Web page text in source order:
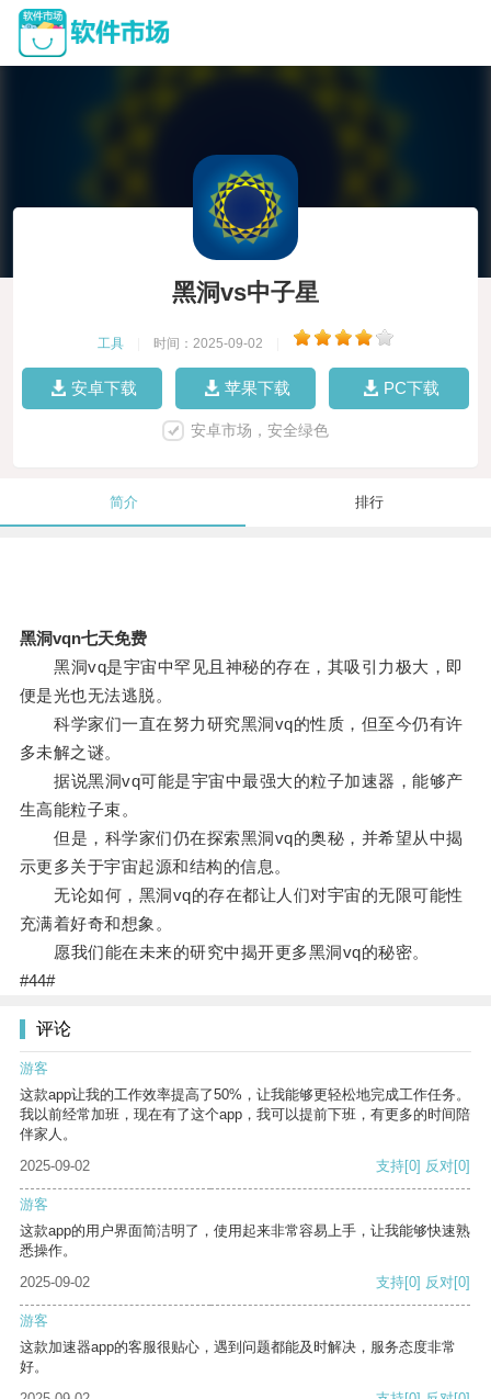
黑洞vs中子星
工具 时间：2025-09-02
安卓下载 苹果下载 PC下载
安卓市场，安全绿色
简介 排行
黑洞vqn七天免费
黑洞vq是宇宙中罕见且神秘的存在，其吸引力极大，即
便是光也无法逃脱。
科学家们一直在努力研究黑洞vq的性质，但至今仍有许
多未解之谜。
据说黑洞vq可能是宇宙中最强大的粒子加速器，能够产
生高能粒子束。
但是，科学家们仍在探索黑洞vq的奥秘，并希望从中揭
示更多关于宇宙起源和结构的信息。
无论如何，黑洞vq的存在都让人们对宇宙的无限可能性
充满着好奇和想象。
愿我们能在未来的研究中揭开更多黑洞vq的秘密。
#44#
评论
游客
这款app让我的工作效率提高了50%，让我能够更轻松地完成工作任务。
我以前经常加班，现在有了这个app，我可以提前下班，有更多的时间陪
伴家人。
2025-09-02
支持[0] 反对[0]
游客
这款app的用户界面简洁明了，使用起来非常容易上手，让我能够快速熟
悉操作。
2025-09-02
支持[0] 反对[0]
游客
这款加速器app的客服很贴心，遇到问题都能及时解决，服务态度非常
好。